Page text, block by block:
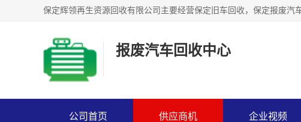
报废汽车回收中心
公司首页 供应商机 企业视频